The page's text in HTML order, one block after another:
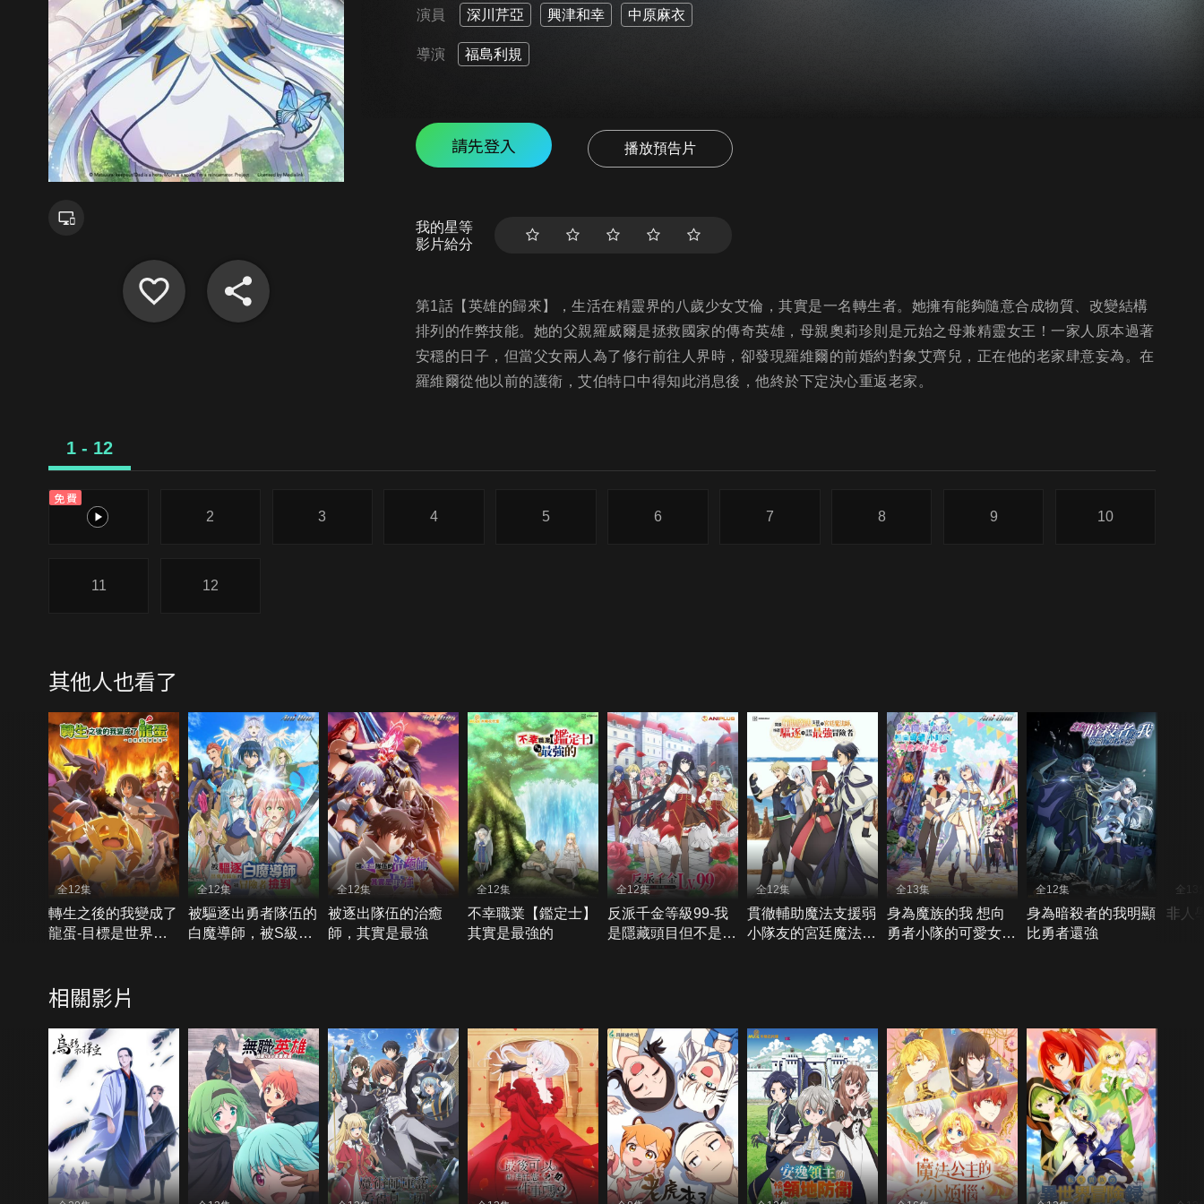
演員 深川芹亞 興津和幸 中原麻衣
導演 福島利規
請先登入 播放預告片
我的星等
影片給分
第1話【英雄的歸來】，生活在精靈界的八歲少女艾倫，其實是一名轉生者。她擁有能夠隨意合成物質、改變結構
排列的作弊技能。她的父親羅威爾是拯救國家的傳奇英雄，母親奧莉珍則是元始之母兼精靈女王！一家人原本過著
安穩的日子，但當父女兩人為了修行前往人界時，卻發現羅維爾的前婚約對象艾齊兒，正在他的老家肆意妄為。在
羅維爾從他以前的護衛，艾伯特口中得知此消息後，他終於下定決心重返老家。
1 - 12
免費
1
2 3 4 5 6 7 8 9 10
11 12
其他人也看了
全12集
轉生之後的我變成了
龍蛋-目標是世界最
全12集
被驅逐出勇者隊伍的
白魔導師，被S級冒
全12集
被逐出隊伍的治癒
師，其實是最強
全12集
不幸職業【鑑定士】
其實是最強的
全12集
反派千金等級99-我
是隱藏頭目但不是魔
全12集
貫徹輔助魔法支援弱
小隊友的宮廷魔法
全13集
身為魔族的我 想向
勇者小隊的可愛女孩
全12集
身為暗殺者的我明顯
比勇者還強
全13
非人
相關影片